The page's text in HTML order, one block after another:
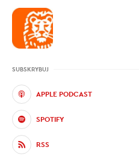
SUBSKRYBUJ
APPLE PODCAST
SPOTIFY
RSS